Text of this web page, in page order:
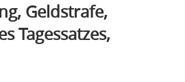
Geldstrafe,
Tagessatzes,